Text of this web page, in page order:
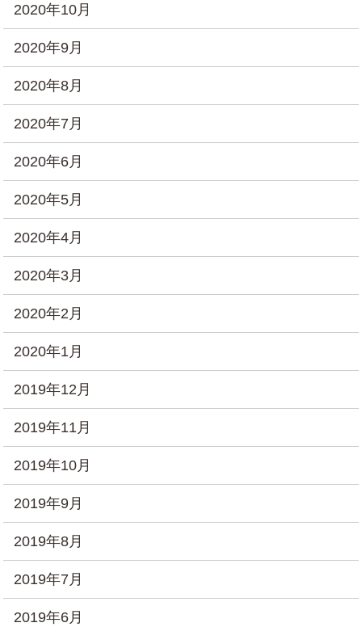
2020年10月
2020年9月
2020年8月
2020年7月
2020年6月
2020年5月
2020年4月
2020年3月
2020年2月
2020年1月
2019年12月
2019年11月
2019年10月
2019年9月
2019年8月
2019年7月
2019年6月